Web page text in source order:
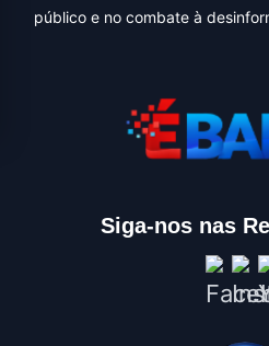
público e no combate à
Siga-nos nas